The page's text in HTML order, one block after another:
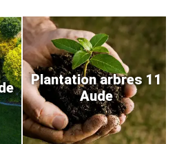
Plantation arbres 11
Aude